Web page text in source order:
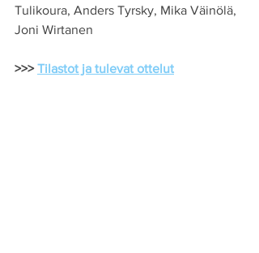
Tulikoura, Anders Tyrsky, Mika Väinölä,
Joni Wirtanen
>>> Tilastot ja tulevat ottelut